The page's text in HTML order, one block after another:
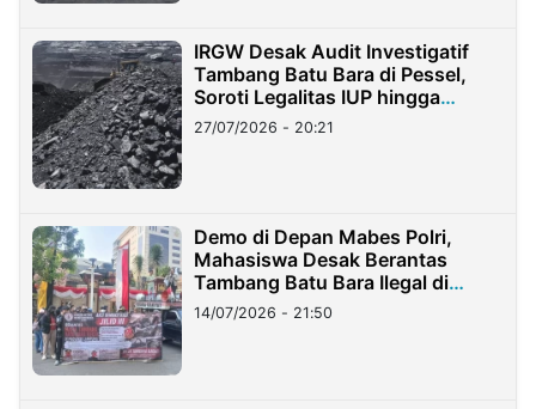
IRGW Desak Audit Investigatif
Tambang Batu Bara di Pessel,
Soroti Legalitas IUP hingga
Stockpile
27/07/2026 - 20:21
Demo di Depan Mabes Polri,
Mahasiswa Desak Berantas
Tambang Batu Bara Ilegal di
Lampung
14/07/2026 - 21:50